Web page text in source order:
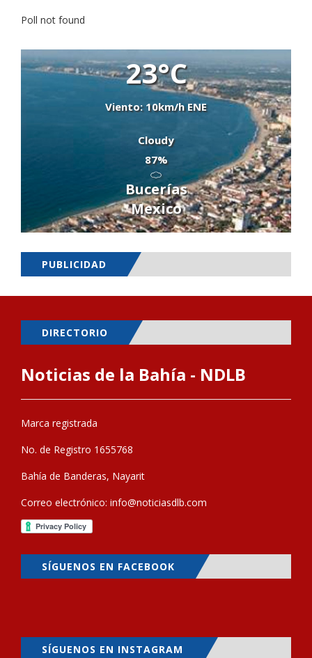
Poll not found
23°C
Viento: 10km/h ENE
Cloudy
87%
Bucerías
Mexico
PUBLICIDAD
DIRECTORIO
Noticias de la Bahía - NDLB
Marca registrada
No. de Registro 1655768
Bahía de Banderas, Nayarit
Correo electrónico: info@noticiasdlb.com
SÍGUENOS EN FACEBOOK
SÍGUENOS EN INSTAGRAM